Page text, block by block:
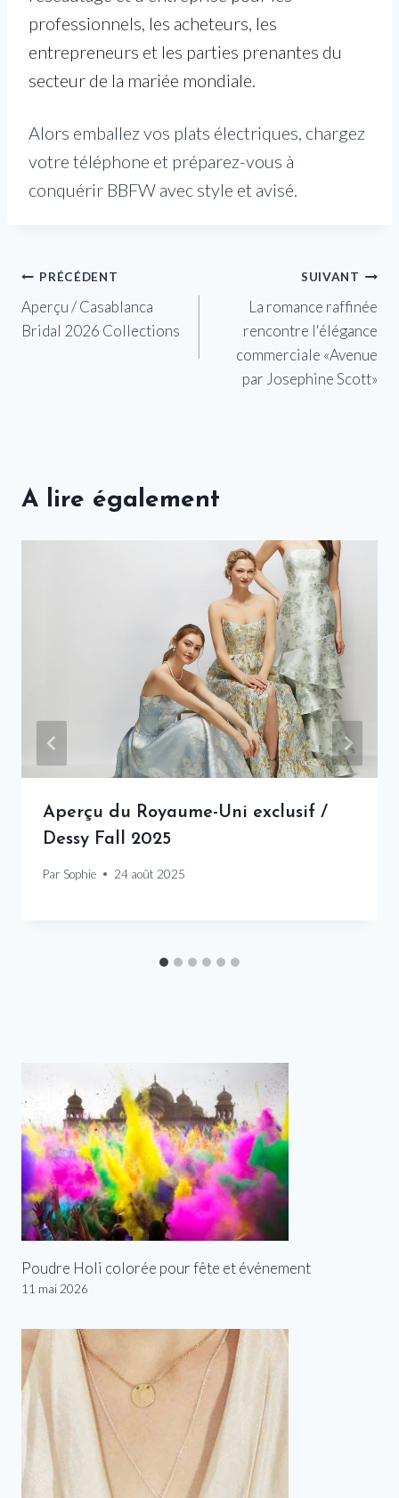
professionnels, les acheteurs, les
entrepreneurs et les parties prenantes du
secteur de la mariée mondiale.
Alors emballez vos plats électriques, chargez
votre téléphone et préparez-vous à
conquérir BBFW avec style et avisé.
Navigation
de
PRÉCÉDENT
Aperçu / Casablanca
Bridal 2026 Collections
SUIVANT
La romance raffinée
rencontre l'élégance
commerciale «Avenue
par Josephine Scott»
A lire également
Aperçu du Royaume-Uni exclusif /
Dessy Fall 2025
Par Sophie 24 août 2025
Poudre Holi colorée pour fête et événement
11 mai 2026